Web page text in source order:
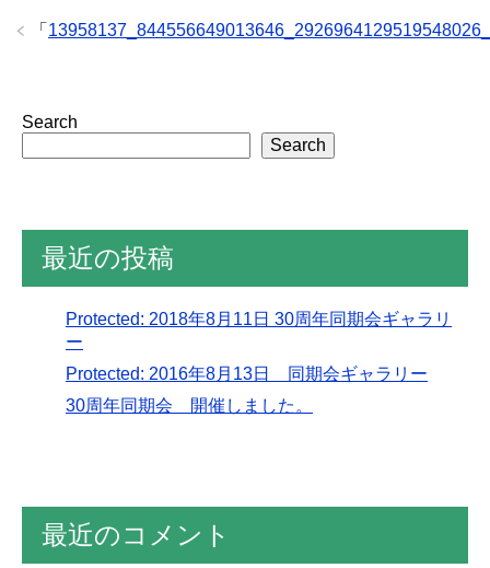
「
Search
Search
最近の投稿
Protected: 2018年8月11日 30周年同期会ギャラリ
ー
Protected: 2016年8月13日 同期会ギャラリー
30周年同期会 開催しました。
最近のコメント